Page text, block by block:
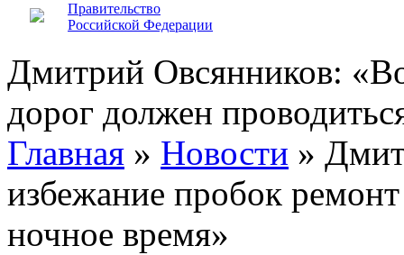
Правительство
Российской Федерации
Дмитрий Овсянников:
дорог должен
Главная » Новости »
избежание пробок
ночное время»